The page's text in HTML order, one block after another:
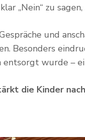
„Nein“ zu
und
Besonders
entsorgt wurde –
die Kinder